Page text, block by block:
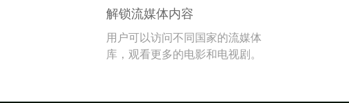
解锁流媒体内容
用户可以访问不同国家的流媒体
库，观看更多的电影和电视剧。